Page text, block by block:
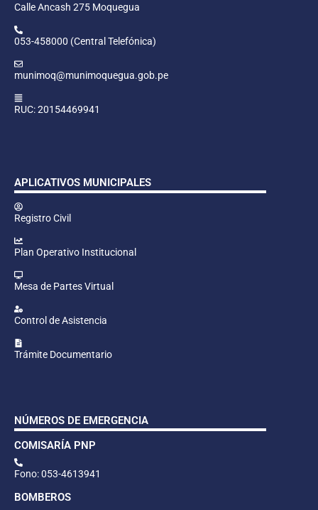
Calle Ancash 275 Moquegua
053-458000 (Central Telefónica)
munimoq@munimoquegua.gob.pe
RUC: 20154469941
APLICATIVOS MUNICIPALES
Registro Civil
Plan Operativo Institucional
Mesa de Partes Virtual
Control de Asistencia
Trámite Documentario
NÚMEROS DE EMERGENCIA
COMISARÍA PNP
Fono: 053-4613941
BOMBEROS